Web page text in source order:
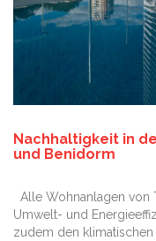
Nachhaltigkeit in
und Benidorm
Alle Wohnanlagen von
Umwelt- und
zudem den